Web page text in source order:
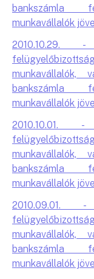
bankszámla
munkavállalók
2010.10.29.
bankszámla
munkavállalók
2010.10.01.
bankszámla
munkavállalók
2010.09.01.
bankszámla
munkavállalók